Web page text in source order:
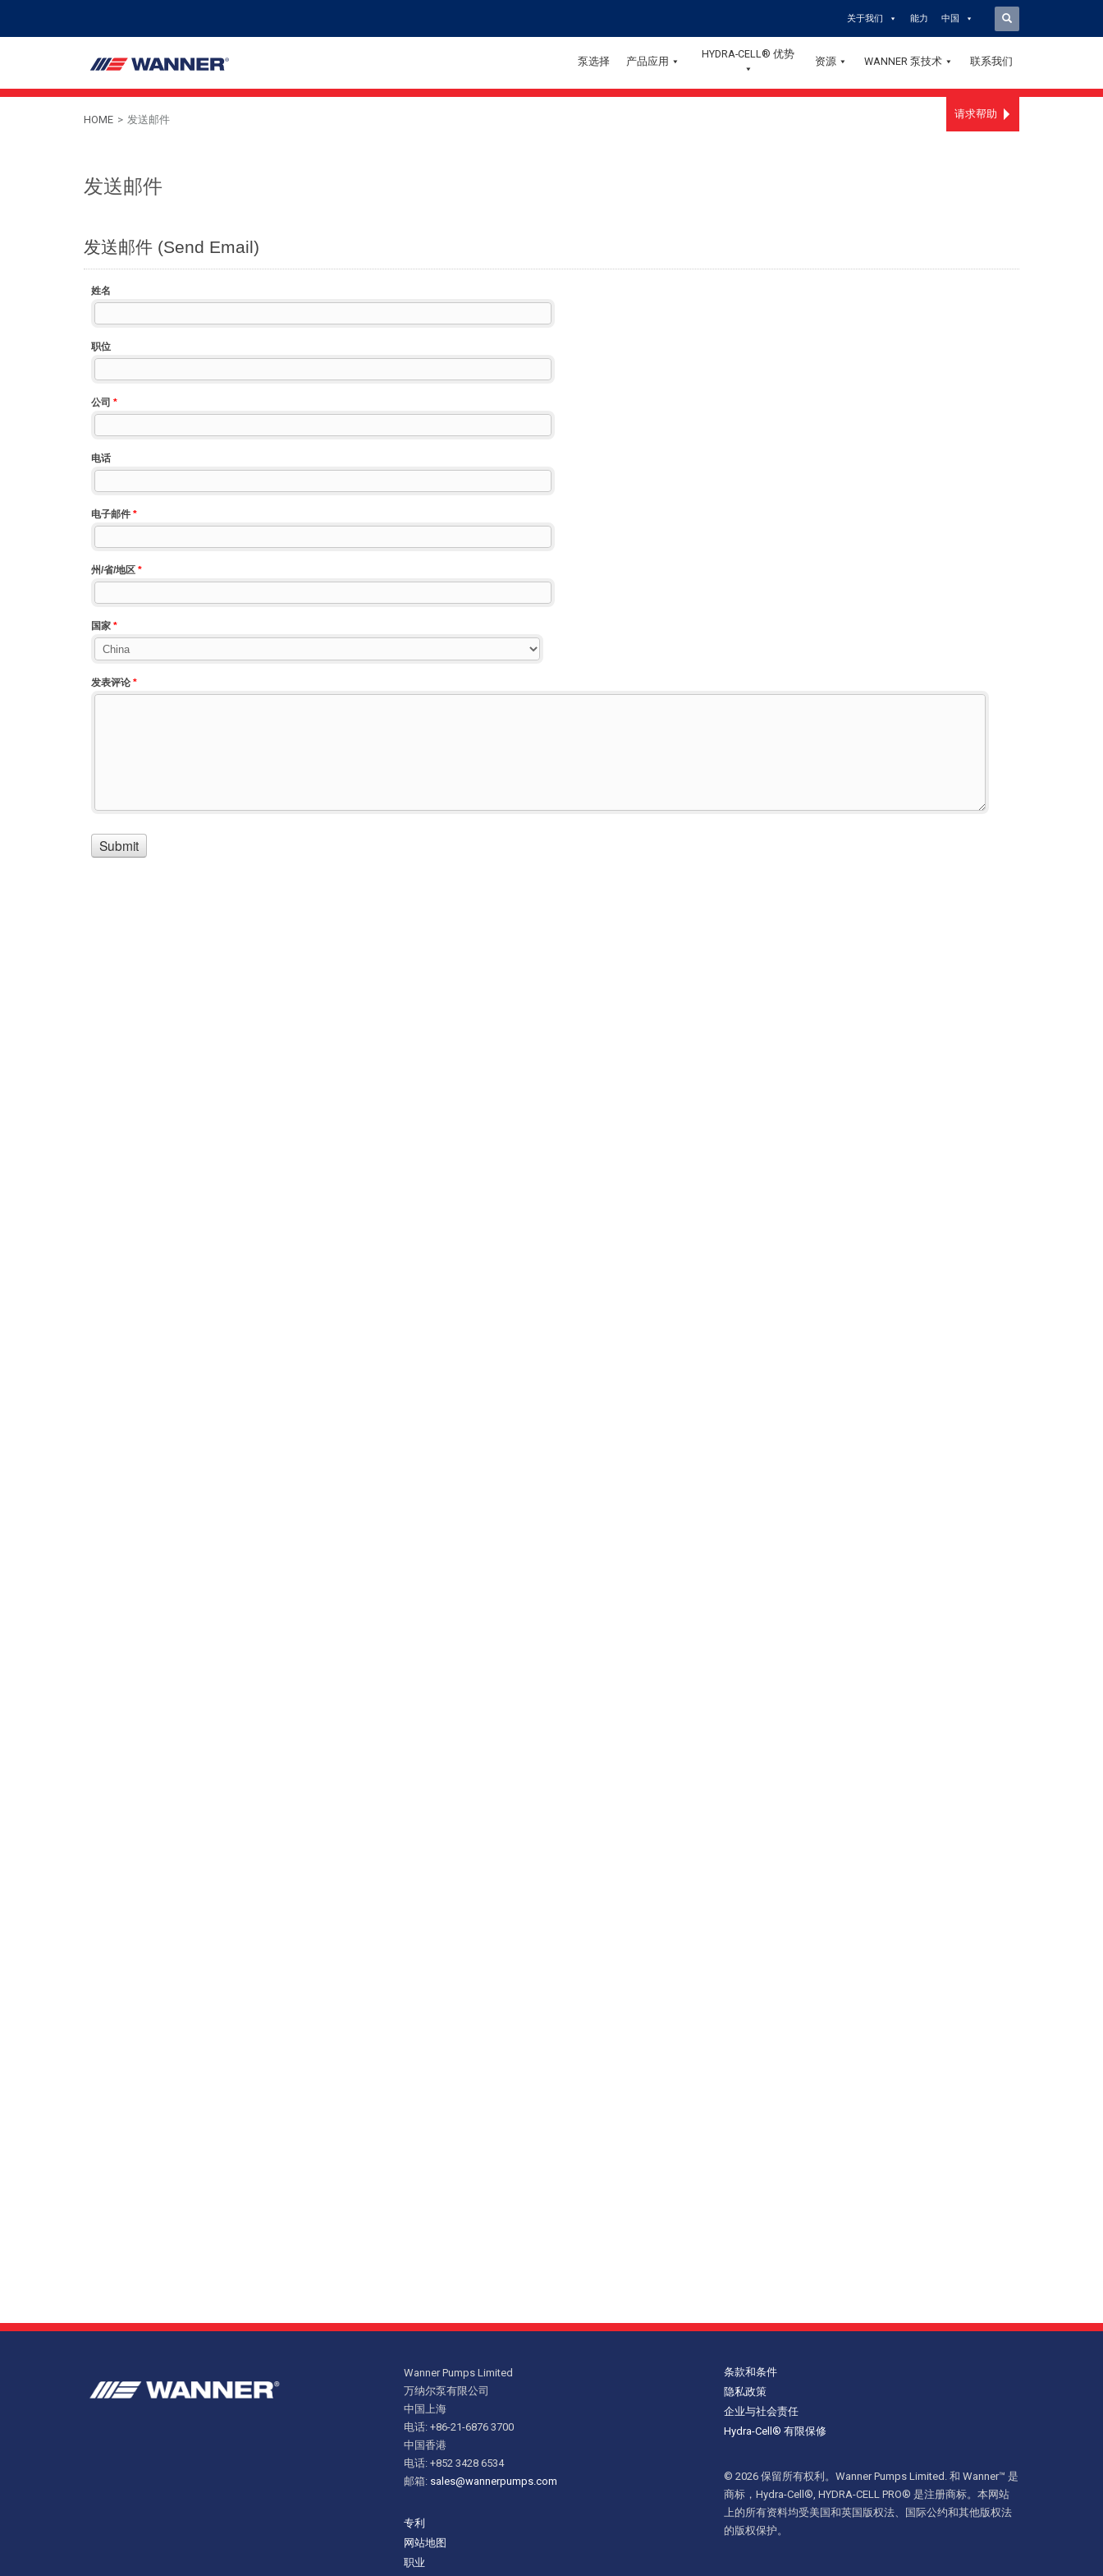
关于我们 能力 中国
泵选择 产品应用
HYDRA-CELL® 优势
资源 WANNER 泵技术 联系我们
请求帮助
HOME > 发送邮件
发送邮件
Wanner Pumps Limited
万纳尔泵有限公司
中国上海
电话: +86-21-6876 3700
中国香港
电话: +852 3428 6534
邮箱: sales@wannerpumps.com
专利
网站地图
职业
条款和条件
隐私政策
企业与社会责任
Hydra-Cell® 有限保修
© 2026 保留所有权利。Wanner Pumps Limited. 和 Wanner™ 是
商标，Hydra-Cell®, HYDRA-CELL PRO® 是注册商标。本网站
上的所有资料均受美国和英国版权法、国际公约和其他版权法
的版权保护。